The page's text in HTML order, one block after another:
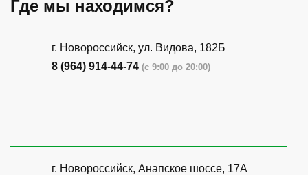
Где мы находимся?
г. Новороссийск, ул. Видова, 182Б
8 (964) 914-44-74 (с 9:00 до 20:00)
г. Новороссийск, Анапское шоссе, 17А